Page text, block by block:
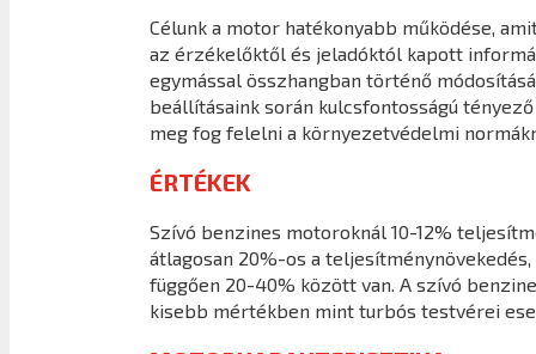
Célunk a motor hatékonyabb működése,
az érzékelőktől és jeladóktól kapott
egymással összhangban történő
beállításaink során kulcsfontosságú
meg fog felelni a környezetvédelmi
ÉRTÉKEK
Szívó benzines motoroknál 10-12%
átlagosan 20%-os a
függően 20-40% között van. A szívó
kisebb mértékben mint turbós testvérei